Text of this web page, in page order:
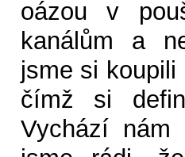
oázou v
kanálům a
jsme si
čímž si
Vychází nám